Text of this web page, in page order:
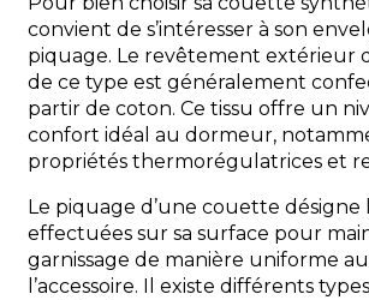
convient de s’intéresser à son
piquage. Le revêtement extérieur
de ce type est généralement
partir de coton. Ce tissu offre un
confort idéal au dormeur,
propriétés thermorégulatrices et
Le piquage d’une couette
effectuées sur sa surface pour
garnissage de manière uniforme
l’accessoire. Il existe différents